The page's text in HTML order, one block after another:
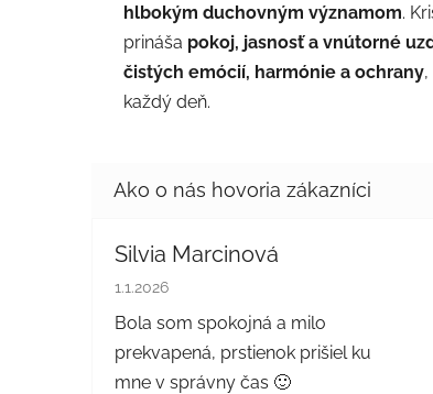
hlbokým duchovným významom.
prináša pokoj, jasnosť a vnútorné
čistých emócií, harmónie a ochrany
každý deň.
Silvia Marcinová
Hodnotenie obchodu je 5 z 5
1.1.2026
Bola som spokojná a milo
prekvapená, prstienok prišiel ku
mne v správny čas 🙂